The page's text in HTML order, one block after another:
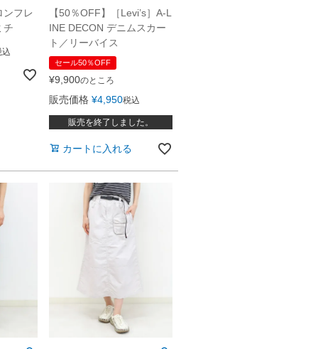
ンフレ
チ
込
【50％OFF】［Levi’s］A-L
INE DECON デニムスカー
ト／リーバイス
セール50％OFF
¥9,900のところ
販売価格 ¥4,950税込
販売を終了しました。
カートに入れる